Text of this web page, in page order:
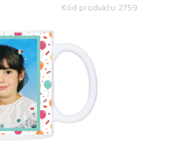
Kód produktu: 2759